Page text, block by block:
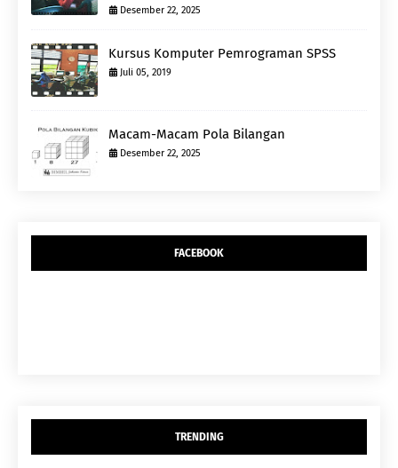
Desember 22, 2025
Kursus Komputer Pemrograman SPSS
Juli 05, 2019
Macam-Macam Pola Bilangan
Desember 22, 2025
FACEBOOK
TRENDING